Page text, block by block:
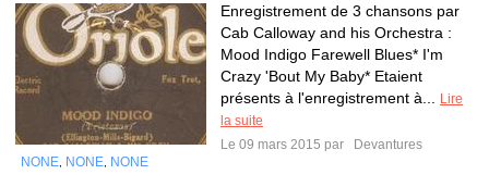
Enregistrement de 3 chansons par
Cab Calloway and his Orchestra :
Mood Indigo Farewell Blues* I'm
Crazy 'Bout My Baby* Etaient
présents à l'enregistrement à...
Lire
la suite
Le 09 mars 2015 par
Devantures
NONE NONE NONE